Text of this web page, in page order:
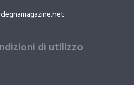
di utilizzo